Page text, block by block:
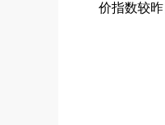
价指数较